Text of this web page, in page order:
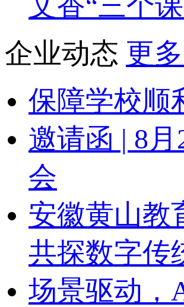
企业动态 更
保障学校顺
邀请函 | 8
会
安徽黄山教
共探数字传
场景驱动，